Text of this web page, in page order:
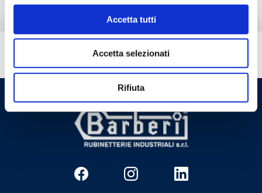
Accetta tutti
Accetta selezionati
Rifiuta
¿Necesitas ayuda?